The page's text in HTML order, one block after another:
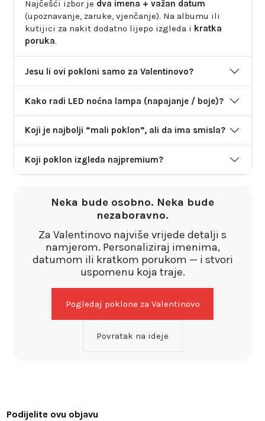
Najčešći izbor je dva imena + važan datum
(upoznavanje, zaruke, vjenčanje). Na albumu ili
kutijici za nakit dodatno lijepo izgleda i kratka
poruka.
Jesu li ovi pokloni samo za Valentinovo?
Kako radi LED noćna lampa (napajanje / boje)?
Koji je najbolji “mali poklon”, ali da ima smisla?
Koji poklon izgleda najpremium?
Neka bude osobno. Neka bude
nezaboravno.
Za Valentinovo najviše vrijede detalji s
namjerom. Personaliziraj imenima,
datumom ili kratkom porukom — i stvori
uspomenu koja traje.
Pogledaj poklone za Valentinovo
Povratak na ideje
Podijelite ovu objavu